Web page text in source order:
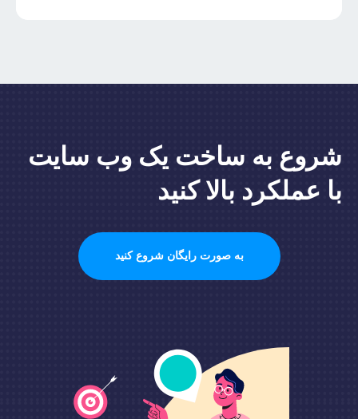
شروع به ساخت یک وب سایت
با عملکرد بالا کنید
به صورت رایگان شروع کنید